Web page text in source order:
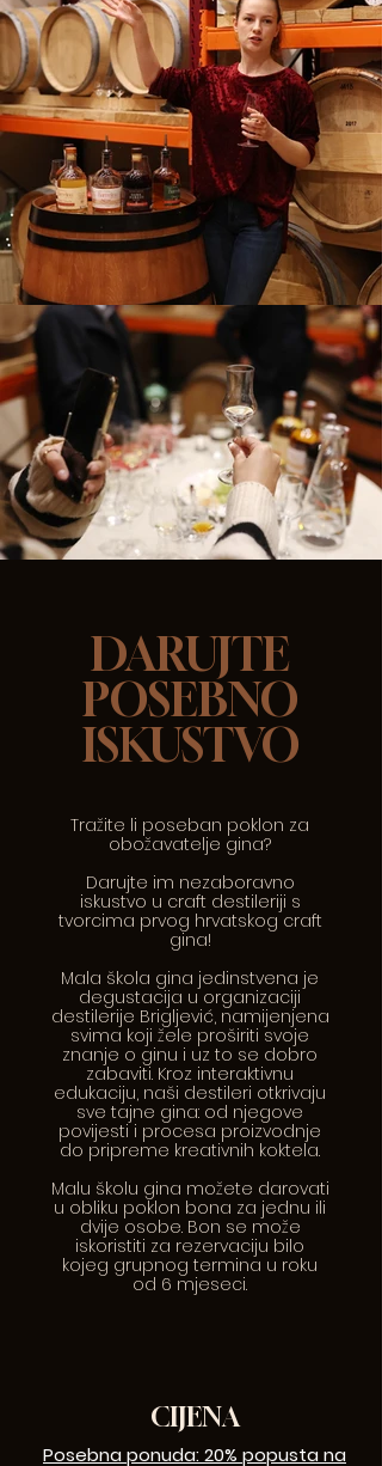
DARUJTE
POSEBNO
ISKUSTVO
Tražite li poseban poklon za
obožavatelje gina?
Darujte im nezaboravno
iskustvo u craft destileriji s
tvorcima prvog hrvatskog craft
gina!
Mala škola gina jedinstvena je
degustacija u organizaciji
destilerije Brigljević, namijenjena
svima koji žele proširiti svoje
znanje o ginu i uz to se dobro
zabaviti. Kroz interaktivnu
edukaciju, naši destileri otkrivaju
sve tajne gina: od njegove
povijesti i procesa proizvodnje
do pripreme kreativnih koktela.
Malu školu gina možete darovati
u obliku poklon bona za jednu ili
dvije osobe. Bon se može
iskoristiti za rezervaciju bilo
kojeg grupnog termina u roku
od 6 mjeseci.
CIJENA
Posebna ponuda: 20% popusta na